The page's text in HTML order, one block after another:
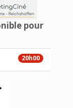
pour
20h00